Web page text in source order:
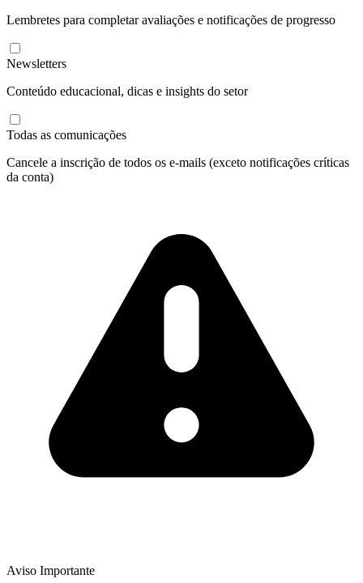
Lembretes para completar avaliações e notificações de progresso
Newsletters
Conteúdo educacional, dicas e insights do setor
Todas as comunicações
Cancele a inscrição de todos os e-mails (exceto notificações críticas
da conta)
Aviso Importante